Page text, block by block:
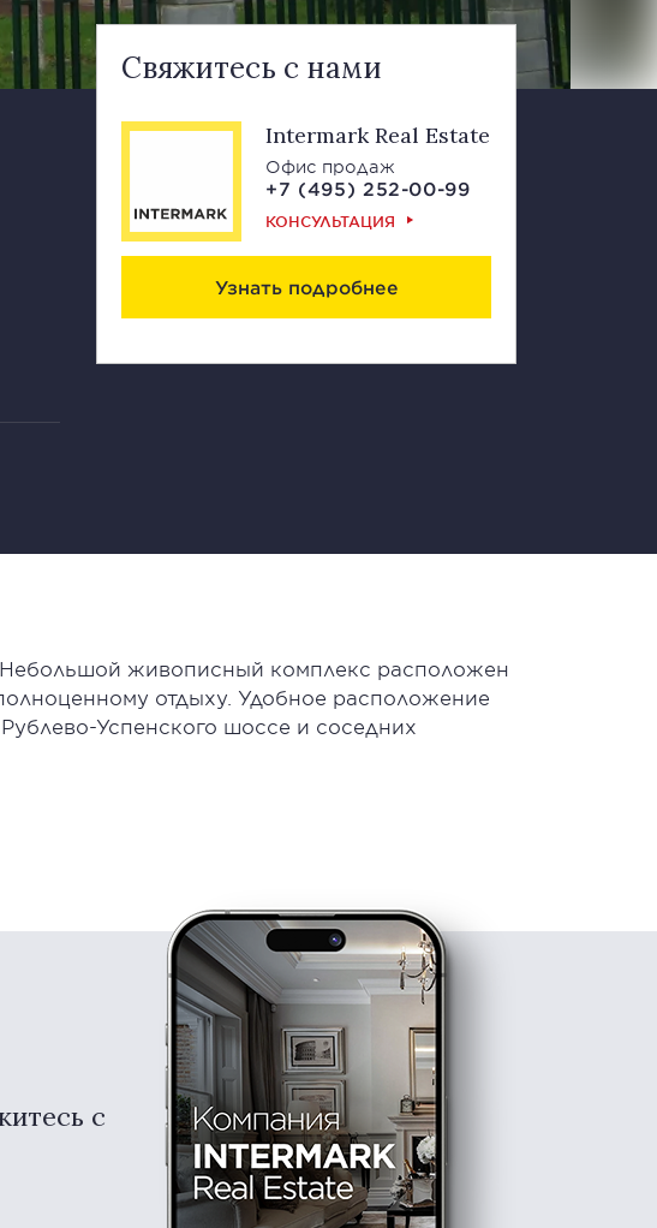
Свяжитесь с нами
Intermark Real Estate
Офис продаж
+7 (495) 252-00-99
КОНСУЛЬТАЦИЯ
Узнать подробнее
Небольшой живописный комплекс расположен
отдыху. Удобное расположение
Успенского шоссе и соседних
с